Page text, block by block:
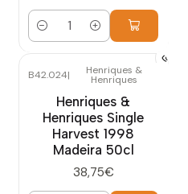
Cantidad
B42.024| Henriques &
Henriques
Henriques &
Henriques Single
Harvest 1998
Madeira 50cl
38,75€